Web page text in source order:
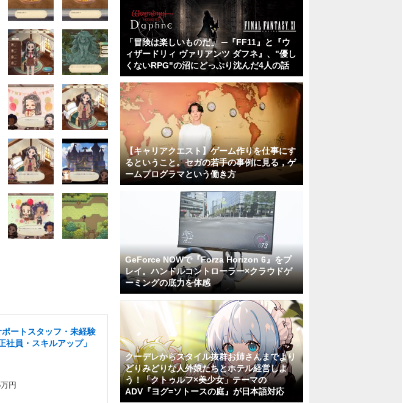
ートスタッフ・未経験
社員・スキルアップ」
円
「冒険は楽しいものだ」 ─『FF11』と『ウ
ィザードリィ ヴァリアンツ ダフネ』、"優し
くないRPG"の沼にどっぷり沈んだ4人の話
【キャリアクエスト】ゲーム作りを仕事にす
るということ。セガの若手の事例に見る，ゲ
ームプログラマという働き方
GeForce NOWで『Forza Horizon 6』をプ
レイ。ハンドルコントローラー×クラウドゲ
ーミングの底力を体感
クーデレからスタイル抜群お姉さんまでより
どりみどりな人外娘たちとホテル経営しよ
う！「クトゥルフ×美少女」テーマの
ADV『ヨグ=ソトースの庭』が日本語対応